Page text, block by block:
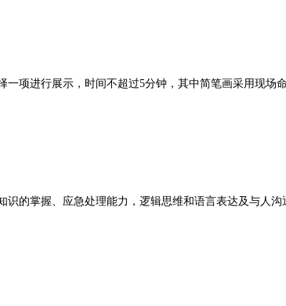
项进行展示，时间不超过5分钟，其中简笔画采用现场
的掌握、应急处理能力，逻辑思维和语言表达及与人沟